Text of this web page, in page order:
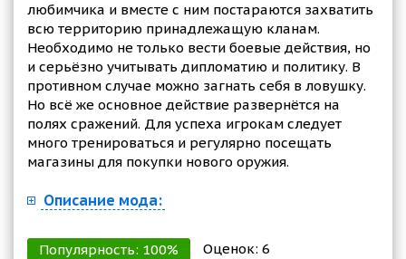
любимчика и вместе с ним постараются захватить
всю территорию принадлежащую кланам.
Необходимо не только вести боевые действия, но
и серьёзно учитывать дипломатию и политику. В
противном случае можно загнать себя в ловушку.
Но всё же основное действие развернётся на
полях сражений. Для успеха игрокам следует
много тренироваться и регулярно посещать
магазины для покупки нового оружия.
Описание мода:
Популярность: 100% Оценок: 6